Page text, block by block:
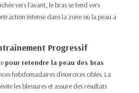
vers l'avant, le bras se tend vers
intense dans la zone où la peau a
Progressif
pour retendre la peau des bras
hebdomadaires d'exercices ciblés. La
les blessures et assure des résultats